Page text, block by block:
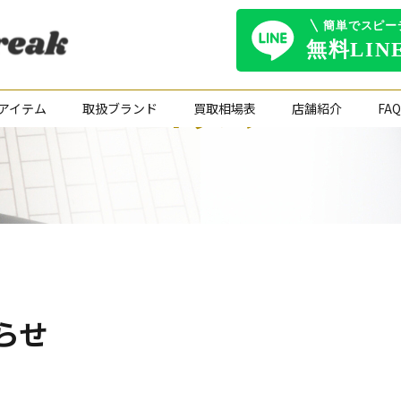
イテム 取扱ブランド 買取相場表 店舗紹介 FAQ
コラム
せ